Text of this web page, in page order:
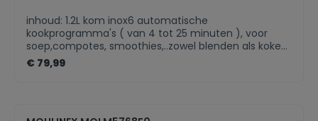
inhoud: 1.2L kom inox6 automatische
kookprogramma's ( van 4 tot 25 minuten ), voor
soep,compotes, smoothies,..zowel blenden als koken
(ingebouwde waterkoker)automatische reiniging,
digitaal paneel
€ 79,99